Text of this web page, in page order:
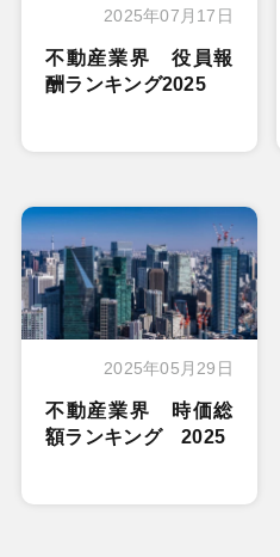
2025年07月17日
不動産業界 役員報
酬ランキング2025
2025年05月29日
不動産業界 時価総
額ランキング 2025